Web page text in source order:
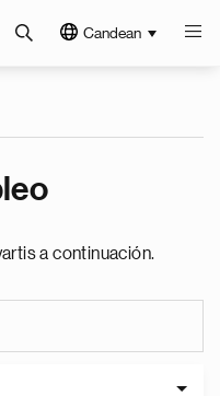
Candean
a continuación.